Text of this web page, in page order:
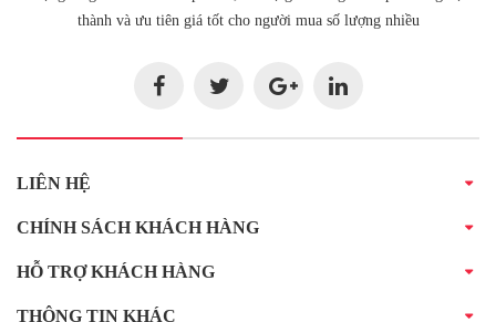
thành và ưu tiên giá tốt cho người mua số lượng nhiều
LIÊN HỆ
CHÍNH SÁCH KHÁCH HÀNG
HỖ TRỢ KHÁCH HÀNG
THÔNG TIN KHÁC